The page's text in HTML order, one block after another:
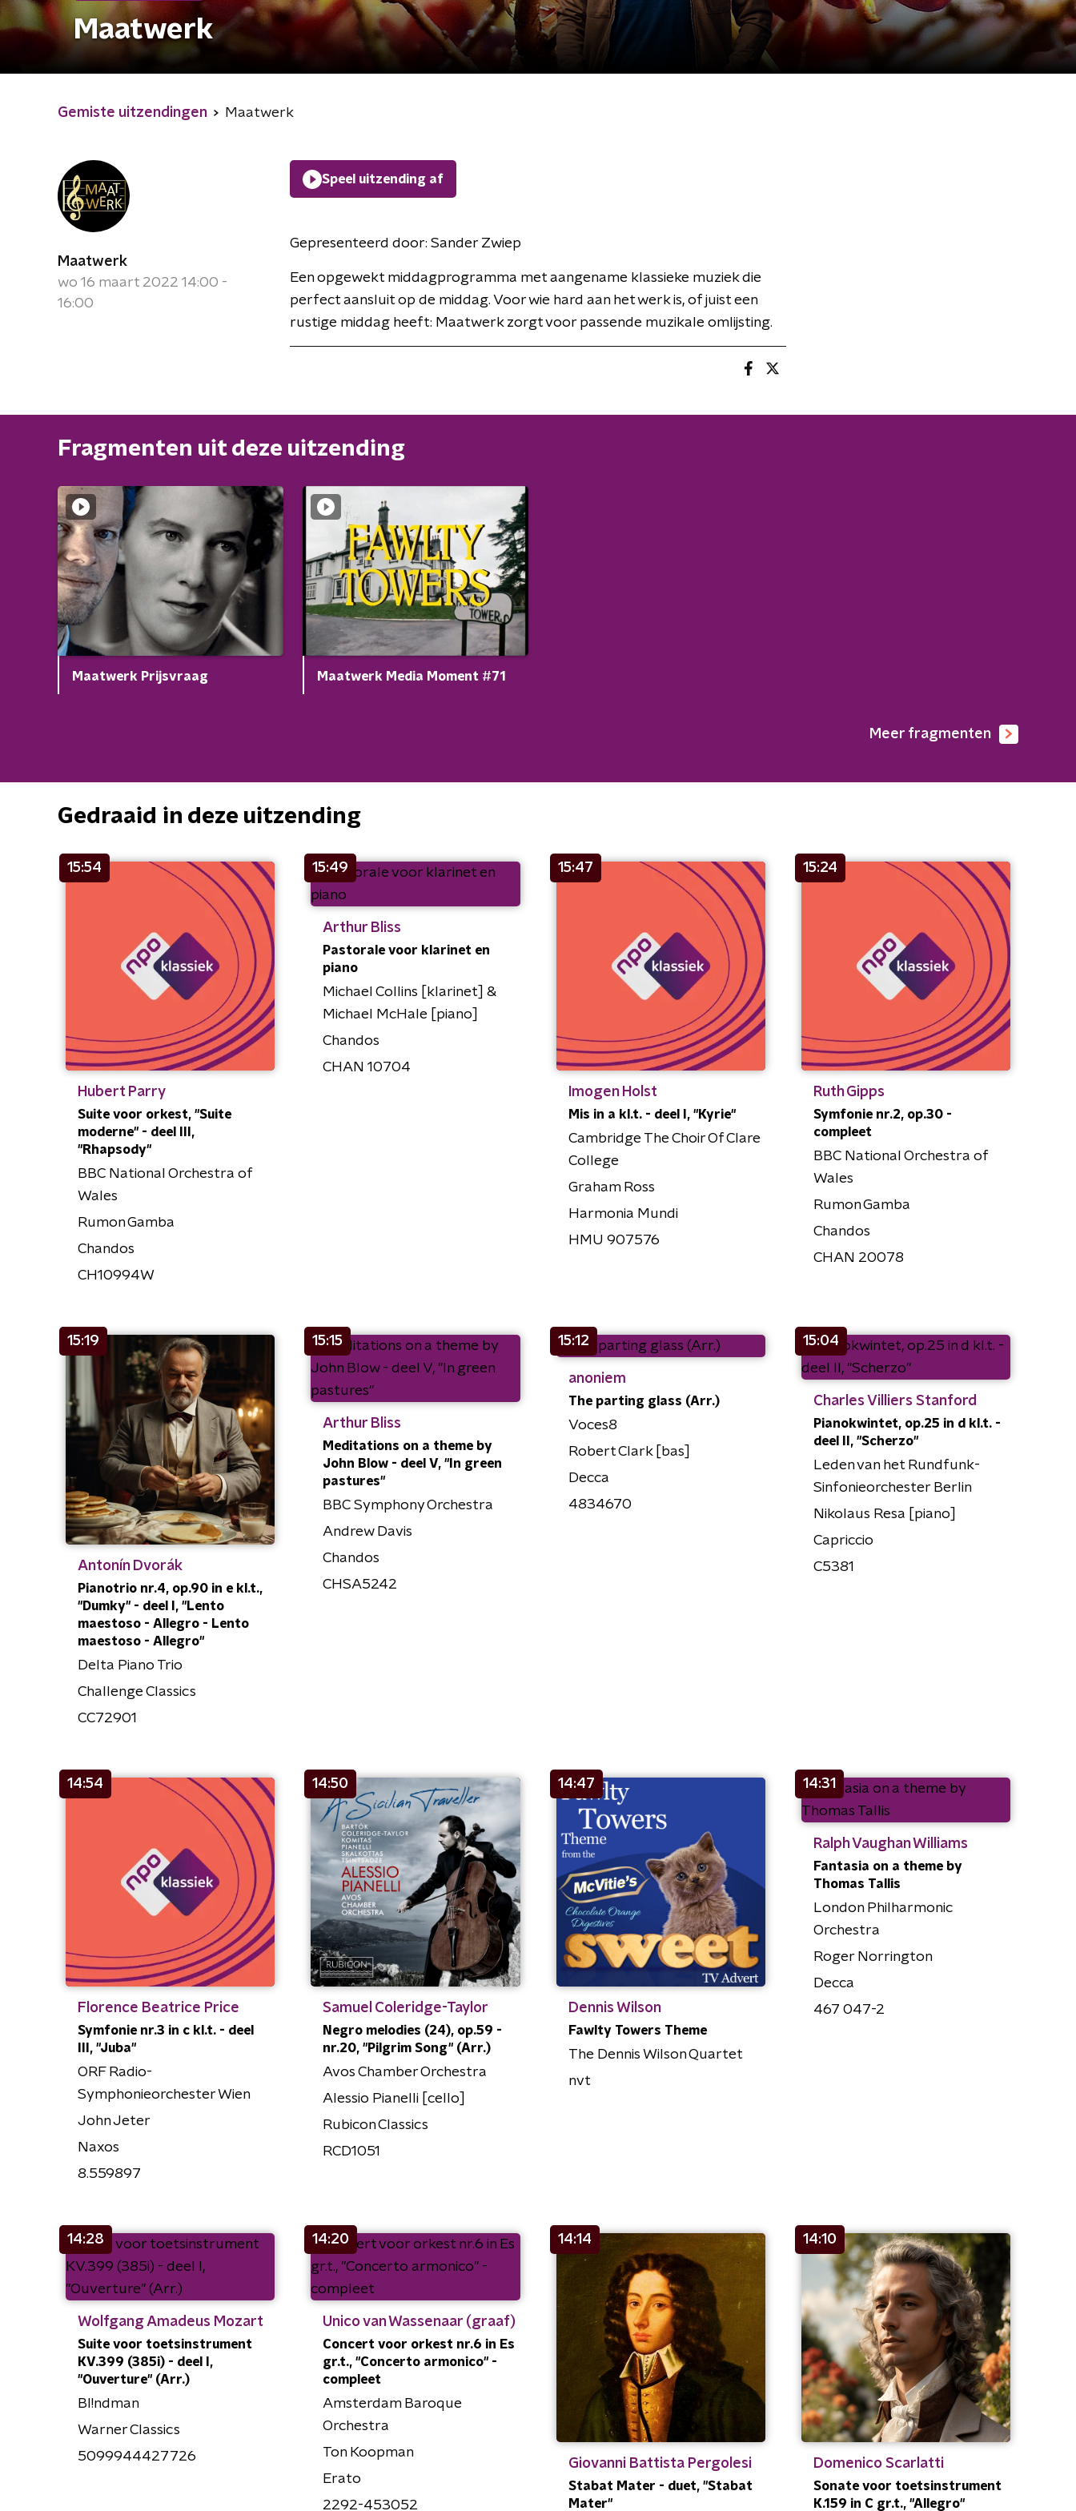
Maatwerk
Gemiste uitzendingen Maatwerk
Maatwerk
wo 16 maart 2022 14:00 -
16:00
Speel uitzending af
Gepresenteerd door: Sander Zwiep
Een opgewekt middagprogramma met aangename klassieke muziek die
perfect aansluit op de middag. Voor wie hard aan het werk is, of juist een
rustige middag heeft: Maatwerk zorgt voor passende muzikale omlijsting.
Fragmenten uit deze uitzending
Maatwerk Prijsvraag Maatwerk Media Moment #71
Meer fragmenten
Gedraaid in deze uitzending
15:54
Hubert Parry
Suite voor orkest, "Suite
moderne" - deel III,
"Rhapsody"
BBC National Orchestra of
Wales
Rumon Gamba
Chandos
CH10994W
15:49
Arthur Bliss
Pastorale voor klarinet en
piano
Michael Collins [klarinet] &
Michael McHale [piano]
Chandos
CHAN 10704
15:47
Imogen Holst
Mis in a kl.t. - deel I, "Kyrie"
Cambridge The Choir Of Clare
College
Graham Ross
Harmonia Mundi
HMU 907576
15:24
Ruth Gipps
Symfonie nr.2, op.30 -
compleet
BBC National Orchestra of
Wales
Rumon Gamba
Chandos
CHAN 20078
15:19
Antonín Dvorák
Pianotrio nr.4, op.90 in e kl.t.,
"Dumky" - deel I, "Lento
maestoso - Allegro - Lento
maestoso - Allegro"
Delta Piano Trio
Challenge Classics
CC72901
15:15
Arthur Bliss
Meditations on a theme by
John Blow - deel V, "In green
pastures"
BBC Symphony Orchestra
Andrew Davis
Chandos
CHSA5242
15:12
anoniem
The parting glass (Arr.)
Voces8
Robert Clark [bas]
Decca
4834670
15:04
Charles Villiers Stanford
Pianokwintet, op.25 in d kl.t. -
deel II, "Scherzo"
Leden van het Rundfunk-
Sinfonieorchester Berlin
Nikolaus Resa [piano]
Capriccio
C5381
14:54
Florence Beatrice Price
Symfonie nr.3 in c kl.t. - deel
III, "Juba"
ORF Radio-
Symphonieorchester Wien
John Jeter
Naxos
8.559897
14:50
Samuel Coleridge-Taylor
Negro melodies (24), op.59 -
nr.20, "Pilgrim Song" (Arr.)
Avos Chamber Orchestra
Alessio Pianelli [cello]
Rubicon Classics
RCD1051
14:47
Dennis Wilson
Fawlty Towers Theme
The Dennis Wilson Quartet
nvt
14:31
Ralph Vaughan Williams
Fantasia on a theme by
Thomas Tallis
London Philharmonic
Orchestra
Roger Norrington
Decca
467 047-2
14:28
Wolfgang Amadeus Mozart
Suite voor toetsinstrument
KV.399 (385i) - deel I,
"Ouverture" (Arr.)
Bl!ndman
Warner Classics
5099944427726
14:20
Unico van Wassenaar (graaf)
Concert voor orkest nr.6 in Es
gr.t., "Concerto armonico" -
compleet
Amsterdam Baroque
Orchestra
Ton Koopman
Erato
2292-453052
14:14
Giovanni Battista Pergolesi
Stabat Mater - duet, "Stabat
Mater"
14:10
Domenico Scarlatti
Sonate voor toetsinstrument
K.159 in C gr.t., "Allegro"